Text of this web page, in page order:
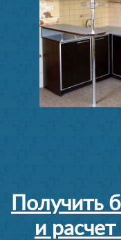
Получить
и